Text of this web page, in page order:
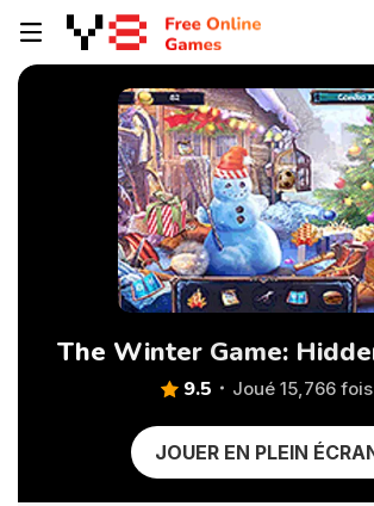
The Winter Game:
9.5 Joué 15,766 fois
JOUER EN PLEIN